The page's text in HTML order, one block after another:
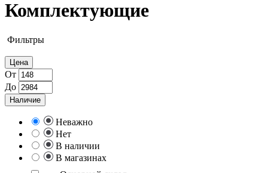
Комплектующие
Фильтры
Цена
От
До
Наличие
Неважно
Нет
В наличии
В магазинах